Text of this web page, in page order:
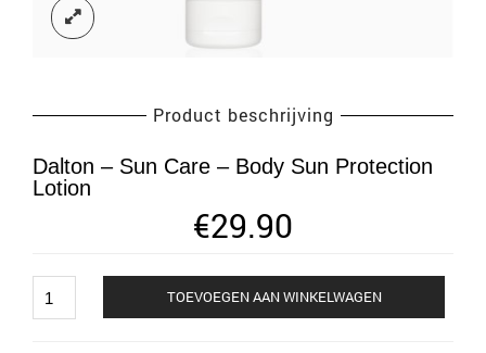
Product beschrijving
Dalton – Sun Care – Body Sun Protection
Lotion
€29.90
-
TOEVOEGEN AAN WINKELWAGEN